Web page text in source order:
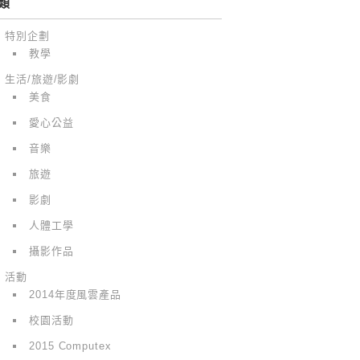
特別企劃
教學
生活/旅遊/影劇
美食
愛心公益
音樂
旅遊
影劇
人體工學
攝影作品
活動
2014年度風雲產品
校園活動
2015 Computex